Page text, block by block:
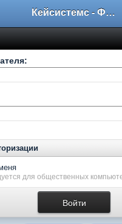
Кейсистемс - Форумы
для общественных